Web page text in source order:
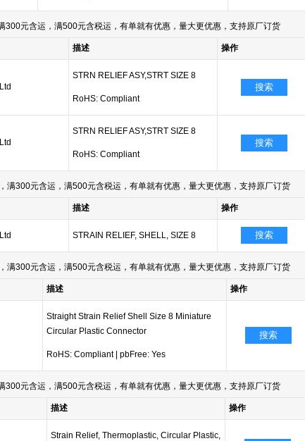
元含运，满500元含税运，有单就有优惠，量大更优惠，支持原厂订货
描述 操作
STRN RELIEF ASY,STRT SIZE 8
RoHS: Compliant
搜索
STRN RELIEF ASY,STRT SIZE 8
RoHS: Compliant
搜索
满300元含运，满500元含税运，有单就有优惠，量大更优惠，支持原厂订货
描述
操作
STRAIN RELIEF, SHELL, SIZE 8 搜索
满300元含运，满500元含税运，有单就有优惠，量大更优惠，支持原厂订货
描述 操作
Straight Strain Relief Shell Size 8 Miniature
Circular Plastic Connector
RoHS: Compliant pbFree: Yes
搜索
元含运，满500元含税运，有单就有优惠，量大更优惠，支持原厂订货
描述 操作
Strain Relief, Thermoplastic, Circular Plastic,